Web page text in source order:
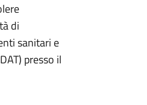
di
sanitari e
presso il